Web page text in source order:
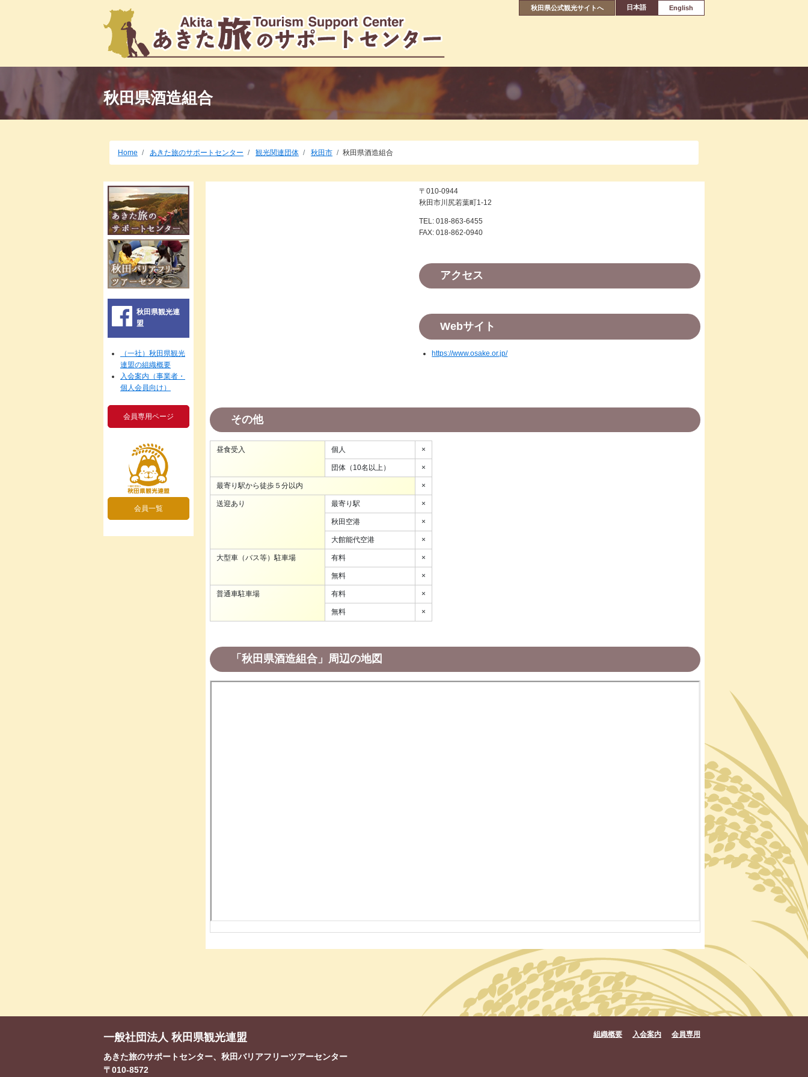
秋田県公式観光サイトへ 日本語 English
秋田県酒造組合
Home あきた旅のサポートセンター 観光関連団体 秋田市 秋田県酒造組合
〒010-0944
秋田市川尻若葉町1-12
TEL: 018-863-6455
FAX: 018-862-0940
アクセス
Webサイト
https://www.osake.or.jp/
その他
昼食受入 個人 ×
団体（10名以上） ×
最寄り駅から徒歩５分以内 ×
送迎あり 最寄り駅 ×
秋田空港 ×
大館能代空港 ×
大型車（バス等）駐車場 有料 ×
無料 ×
普通車駐車場 有料 ×
無料 ×
「秋田県酒造組合」周辺の地図
秋田県観光連
盟
（一社）秋田県観光
連盟の組織概要
入会案内（事業者・
個人会員向け）
会員専用ページ
会員一覧
一般社団法人 秋田県観光連盟
あきた旅のサポートセンター、秋田バリアフリーツアーセンター
〒010-8572
組織概要 入会案内 会員専用